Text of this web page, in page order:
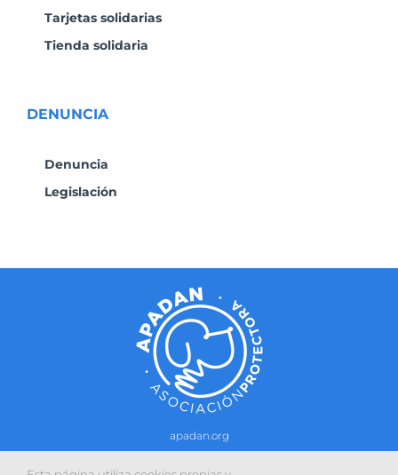
Tarjetas solidarias
Tienda solidaria
DENUNCIA
Denuncia
Legislación
apadan.org
Contacto–Política de cookies-Política de privacidad